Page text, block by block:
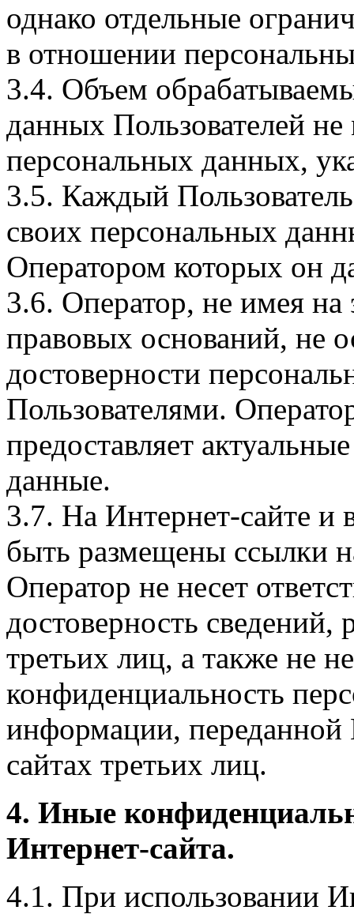
однако отдельные
в отношении
3.4. Объем
данных Пользователей
персональных данных,
3.5. Каждый
своих персональных
Оператором которых он
3.6. Оператор, не имея
правовых оснований, не
достоверности
Пользователями.
предоставляет
данные.
3.7. На Интернет-сайте
быть размещены ссылки
Оператор не несет
достоверность
третьих лиц, а также не
конфиденциальность
информации, переданной
сайтах третьих лиц.
4. Иные
Интернет-сайта.
4.1. При использовании